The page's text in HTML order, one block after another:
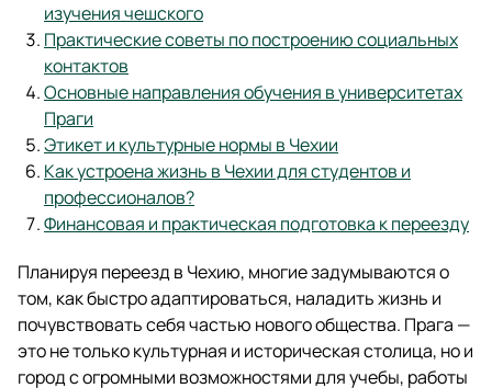
изучения чешского
Практические советы по построению социальных
контактов
Основные направления обучения в университетах
Праги
Этикет и культурные нормы в Чехии
Как устроена жизнь в Чехии для студентов и
профессионалов?
Финансовая и практическая подготовка к переезду
Планируя переезд в Чехию, многие задумываются о
том, как быстро адаптироваться, наладить жизнь и
почувствовать себя частью нового общества. Прага —
это не только культурная и историческая столица, но и
город с огромными возможностями для учебы, работы